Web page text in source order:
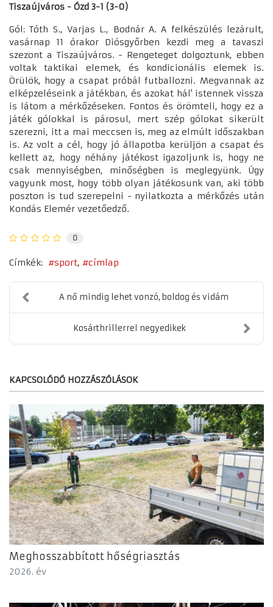
Tiszaújváros - Ózd 3-1 (3-0)
Gól: Tóth S., Varjas L., Bodnár A. A felkészülés lezárult,
vasárnap 11 órakor Diósgyőrben kezdi meg a tavaszi
szezont a Tiszaújváros. - Rengeteget dolgoztunk, ebben
voltak taktikai elemek, és kondicionális elemek is.
Örülök, hogy a csapat próbál futballozni. Megvannak az
elképzeléseink a játékban, és azokat hál' istennek vissza
is látom a mérkőzéseken. Fontos és örömteli, hogy ez a
játék gólokkal is párosul, mert szép gólokat sikerült
szerezni, itt a mai meccsen is, meg az elmúlt időszakban
is. Az volt a cél, hogy jó állapotba kerüljön a csapat és
kellett az, hogy néhány játékost igazoljunk is, hogy ne
csak mennyiségben, minőségben is meglegyünk. Úgy
vagyunk most, hogy több olyan játékosunk van, aki több
poszton is tud szerepelni - nyilatkozta a mérkőzés után
Kondás Elemér vezetőedző.
0
Címkék: sport címlap
A nő mindig lehet vonzó, boldog és vidám
Kosárthrillerrel negyedikek
KAPCSOLÓDÓ HOZZÁSZÓLÁSOK
Meghosszabbított hőségriasztás
2026. év